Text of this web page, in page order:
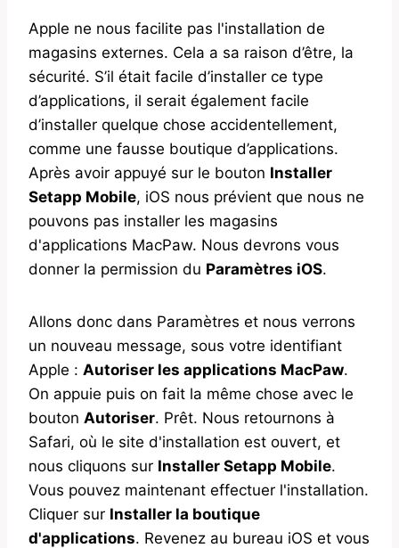
Apple ne nous facilite pas l'installation de
magasins externes. Cela a sa raison d’être, la
sécurité. S’il était facile d’installer ce type
d’applications, il serait également facile
d’installer quelque chose accidentellement,
comme une fausse boutique d’applications.
Après avoir appuyé sur le bouton Installer
Setapp Mobile, iOS nous prévient que nous ne
pouvons pas installer les magasins
d'applications MacPaw. Nous devrons vous
donner la permission du Paramètres iOS.
Allons donc dans Paramètres et nous verrons
un nouveau message, sous votre identifiant
Apple : Autoriser les applications MacPaw.
On appuie puis on fait la même chose avec le
bouton Autoriser. Prêt. Nous retournons à
Safari, où le site d'installation est ouvert, et
nous cliquons sur Installer Setapp Mobile.
Vous pouvez maintenant effectuer l'installation.
Cliquer sur Installer la boutique
d'applications. Revenez au bureau iOS et vous